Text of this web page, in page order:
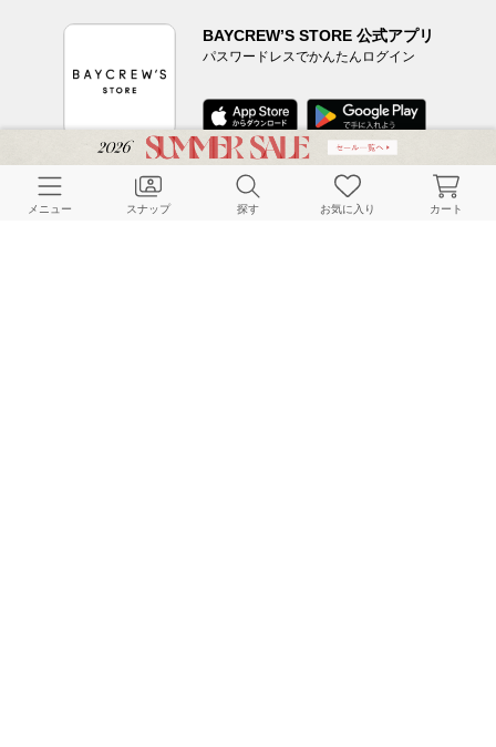
BAYCREW’S STORE 公式アプリ
パスワードレスでかんたんログイン
CUSTOMER SERVICE
メニュー スナップ 探す お気に入り カート